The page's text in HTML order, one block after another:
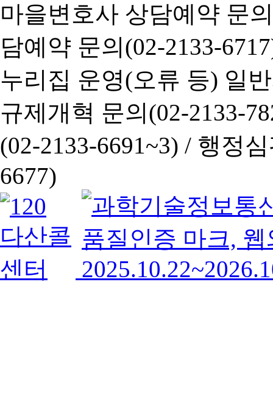
마을변호사 상담예약 문
담예약 문의(02-2133-
누리집 운영(오류 등) 일
규제개혁 문의(02-2133-
(02-2133-6691~3) / 행정심
6677)